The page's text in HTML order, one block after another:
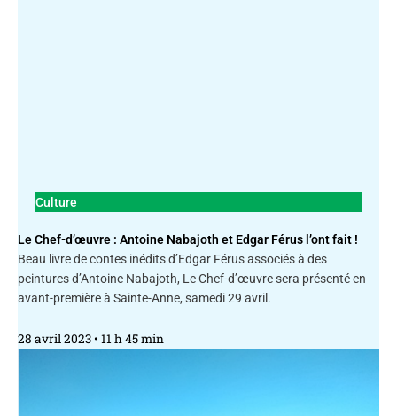
Culture
Le Chef-d’œuvre : Antoine Nabajoth et Edgar Férus l’ont fait !
Beau livre de contes inédits d’Edgar Férus associés à des
peintures d’Antoine Nabajoth, Le Chef-d’œuvre sera présenté en
avant-première à Sainte-Anne, samedi 29 avril.
28 avril 2023 11 h 45 min